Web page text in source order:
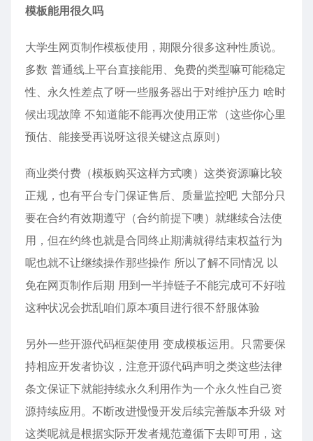
模板能用很久吗
大学生网页制作模板使用，期限分很多这种性质说。
多数 普通线上平台直接能用、免费的类型嘛可能稳定
性、永久性差点了呀一些服务器出于对维护压力 啥时
候出现故障 不知道能不能再次使用正常（这些你心里
预估、能接受再说呀这很关键这点原则）
商业类付费（模板购买这样方式噢）这类资源嘛比较
正规，也有平台专门保证售后、质量监控吧 大部分只
要在合约有效期遵守（合约前提下噢）就继续合法使
用，但在约终也就是合同终止期满就得结束权益行为
呢也就不让继续操作那些操作 所以了解不同情况 以
免在网页制作后期 用到一半掉链子不能完成可不好啦
这种状况会扰乱咱们原本项目进行很不舒服体验
另外一些开源代码框架使用 变成模板运用。只需要保
持相应开发者协议，注意开源代码声明之类这些法律
条文保证下就能持续永久利用作为一个永久性自己资
源持续应用。不断改进慢慢开发后续完善版本升级 对
这类呢就是根据实际开发者规范遵循下去即可用，这